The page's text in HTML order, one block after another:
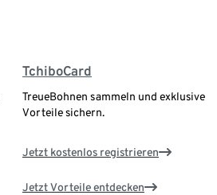
TchiboCard
TreueBohnen sammeln und exklusive
Vorteile sichern.
Jetzt kostenlos registrieren
Jetzt Vorteile entdecken